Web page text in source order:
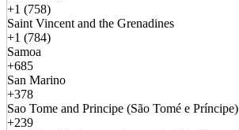
+1 (758)
Saint Vincent and the Grenadines
+1 (784)
Samoa
+685
San Marino
+378
Sao Tome and Principe (São Tomé e Príncipe)
+239